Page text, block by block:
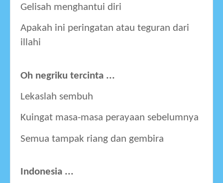
Gelisah menghantui diri
Apakah ini peringatan atau teguran dari
illahi
Oh negriku tercinta ...
Lekaslah sembuh
Kuingat masa-masa perayaan sebelumnya
Semua tampak riang dan gembira
Indonesia ...